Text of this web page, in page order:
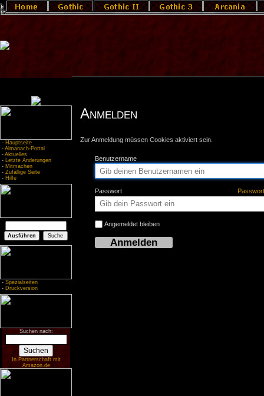
- Hauptseite
- Almanach-Portal
- Aktuelles
- Letzte Änderungen
- Mitmachen
- Zufällige Seite
- Hilfe
- Spezialseiten
- Druckversion
Suchen nach:
In Partnerschaft mit
Amazon.de
Anmelden
Zur Anmeldung müssen Cookies aktiviert sein.
Benutzername
Passwort
Angemeldet bleiben